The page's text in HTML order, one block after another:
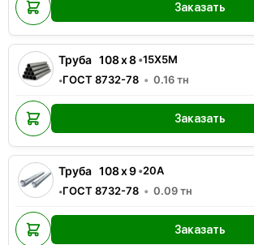
Заказать
Труба 108x8•15Х5М
•ГОСТ 8732-78 0.16тн
Заказать
Труба 108x9•20А
•ГОСТ 8732-78 0.09тн
Заказать